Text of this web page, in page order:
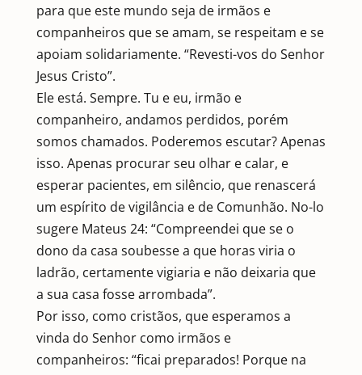
para que este mundo seja de irmãos e
companheiros que se amam, se respeitam e se
apoiam solidariamente. “Revesti-vos do Senhor
Jesus Cristo”.
Ele está. Sempre. Tu e eu, irmão e
companheiro, andamos perdidos, porém
somos chamados. Poderemos escutar? Apenas
isso. Apenas procurar seu olhar e calar, e
esperar pacientes, em silêncio, que renascerá
um espírito de vigilância e de Comunhão. No-lo
sugere Mateus 24: “Compreendei que se o
dono da casa soubesse a que horas viria o
ladrão, certamente vigiaria e não deixaria que
a sua casa fosse arrombada”.
Por isso, como cristãos, que esperamos a
vinda do Senhor como irmãos e
companheiros: “ficai preparados! Porque na